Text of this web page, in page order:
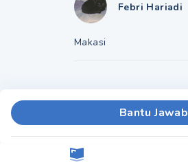
Febri Hariadi
Makasi
Bantu Jawab